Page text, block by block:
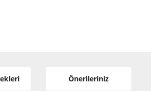
Önerileriniz